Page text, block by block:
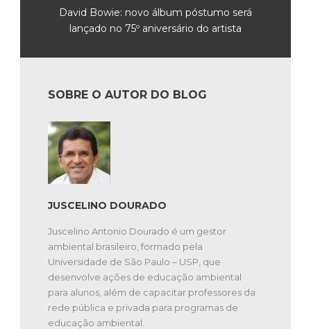
David Bowie: novo álbum póstumo será
lançado no 75º aniversário do artista
SOBRE O AUTOR DO BLOG
JUSCELINO DOURADO
Juscelino Antonio Dourado é um gestor
ambiental brasileiro, formado pela
Universidade de São Paulo – USP, que
desenvolve ações de educação ambiental
para alunos, além de capacitar professores da
rede pública e privada para programas de
educação ambiental.